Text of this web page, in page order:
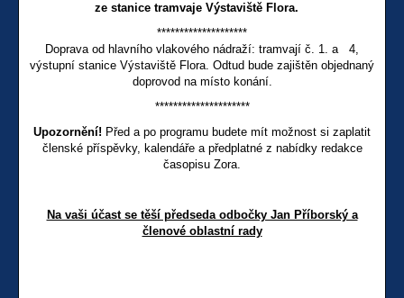
ze stanice tramvaje Výstaviště Flora.
********************
Doprava od hlavního vlakového nádraží: tramvají č. 1. a 4,
výstupní stanice Výstaviště Flora. Odtud bude zajištěn objednaný
doprovod na místo konání.
*********************
Upozornění! Před a po programu budete mít možnost si zaplatit
členské příspěvky, kalendáře a předplatné z nabídky redakce
časopisu Zora.
Na vaši účast se těší předseda odbočky Jan Příborský a
členové oblastní rady